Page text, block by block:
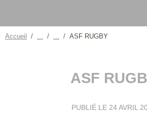
Accueil ASF RUGBY
ASF
PUBLIÉ LE 24 AVRIL